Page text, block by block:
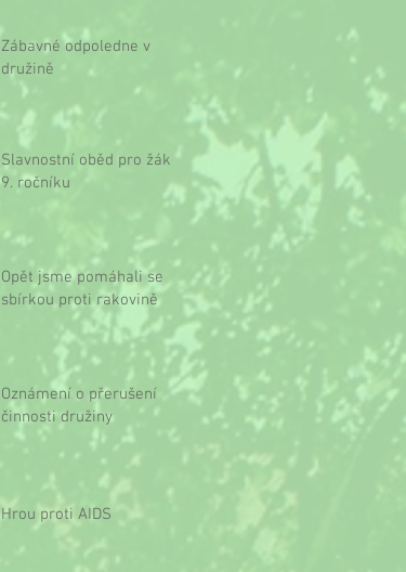
Zábavné odpoledne v
družině
Slavnostní oběd pro žáky
9. ročníku
Opět jsme pomáhali se
sbírkou proti rakovině
Oznámení o přerušení
činnosti družiny
Hrou proti AIDS